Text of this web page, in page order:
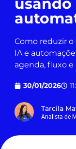
Como reduzir
IA e
agenda, fluxo
30/01/2026
Tarcila
Analista de